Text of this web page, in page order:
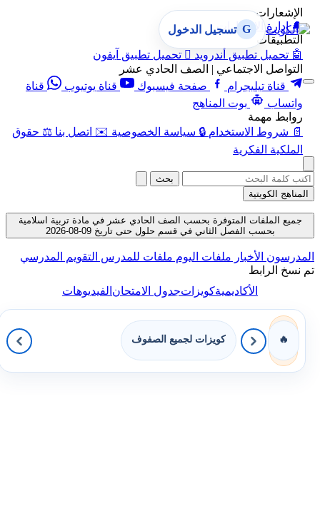
الإشعارات
🔔 إدارة الإشعارات
التطبيقات
تحميل تطبيق أندرويد  تحميل تطبيق آيفون
التواصل الاجتماعي | الصف الحادي عشر
قناة تيليجرام
صفحة فيسبوك قناة يوتيوب
قناة
واتساب
بوت المناهج
روابط مهمة
شروط الاستخدام 🔒 سياسة الخصوصية ✉️ اتصل بنا ⚖️ حقوق
الملكية الفكرية
G تسجيل الدخول
بحث
المناهج الكويتية
جميع الملفات المتوفرة بحسب الصف الحادي عشر في مادة تربية اسلامية
بحسب الفصل الثاني في قسم حلول حتى تاريخ 09-08-2026
الأخبارملفات اليومملفات للمدرسالتقويم المدرسي
نسخ الرابط
الأكاديميةكويزات جدول الامتحانالفيديوهات
كويزات لجميع الصفوف